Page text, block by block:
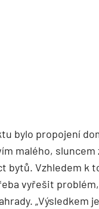
bylo propojení
malého,
bytů. Vzhledem k
vyřešit
„Výsledkem